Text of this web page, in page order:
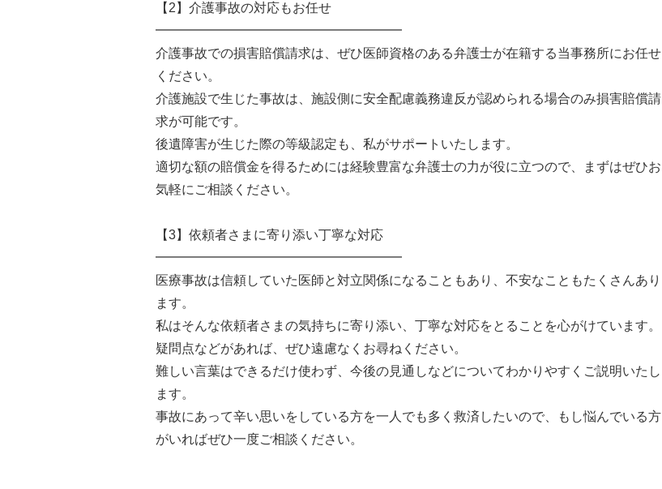
【2】介護事故の対応もお任せ
━━━━━━━━━━━━━━━━━━━
介護事故での損害賠償請求は、ぜひ医師資格のある弁護士が在籍する当事務所にお任せ
ください。
介護施設で生じた事故は、施設側に安全配慮義務違反が認められる場合のみ損害賠償請
求が可能です。
後遺障害が生じた際の等級認定も、私がサポートいたします。
適切な額の賠償金を得るためには経験豊富な弁護士の力が役に立つので、まずはぜひお
気軽にご相談ください。
【3】依頼者さまに寄り添い丁寧な対応
━━━━━━━━━━━━━━━━━━━
医療事故は信頼していた医師と対立関係になることもあり、不安なこともたくさんあり
ます。
私はそんな依頼者さまの気持ちに寄り添い、丁寧な対応をとることを心がけています。
疑問点などがあれば、ぜひ遠慮なくお尋ねください。
難しい言葉はできるだけ使わず、今後の見通しなどについてわかりやすくご説明いたし
ます。
事故にあって辛い思いをしている方を一人でも多く救済したいので、もし悩んでいる方
がいればぜひ一度ご相談ください。